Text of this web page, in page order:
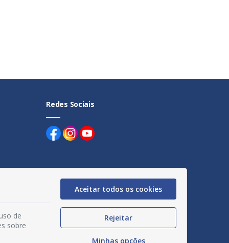
Redes Sociais
de
sobre
Aceitar todos os cookies
Rejeitar
Minhas opções